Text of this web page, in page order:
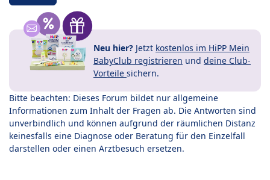
Neu hier? Jetzt kostenlos im HiPP Mein
BabyClub registrieren und deine Club-
Vorteile sichern.
Bitte beachten: Dieses Forum bildet nur allgemeine
Informationen zum Inhalt der Fragen ab. Die Antworten sind
unverbindlich und können aufgrund der räumlichen Distanz
keinesfalls eine Diagnose oder Beratung für den Einzelfall
darstellen oder einen Arztbesuch ersetzen.